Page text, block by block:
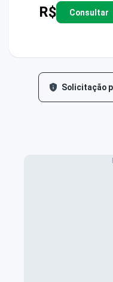
R$ Consultar
Solicitação